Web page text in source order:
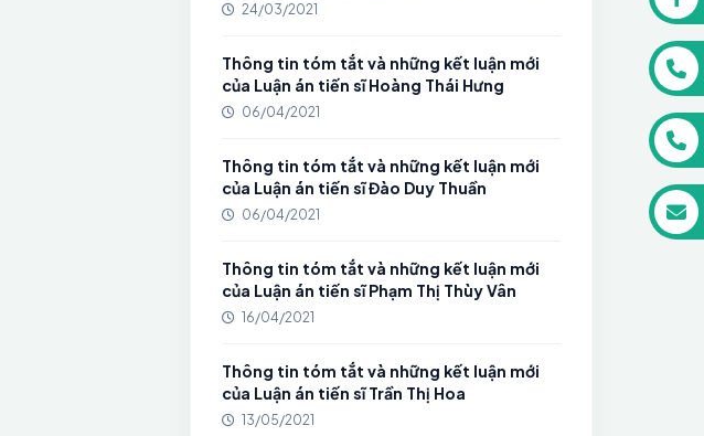
24/03/2021
Thông tin tóm tắt và những kết luận mới
của Luận án tiến sĩ Hoàng Thái Hưng
06/04/2021
Thông tin tóm tắt và những kết luận mới
của Luận án tiến sĩ Đào Duy Thuần
06/04/2021
Thông tin tóm tắt và những kết luận mới
của Luận án tiến sĩ Phạm Thị Thùy Vân
16/04/2021
Thông tin tóm tắt và những kết luận mới
của Luận án tiến sĩ Trần Thị Hoa
13/05/2021